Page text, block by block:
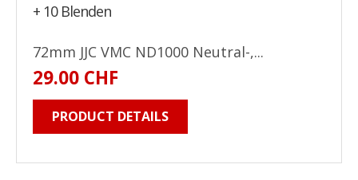
+ 10 Blenden
72mm JJC VMC ND1000 Neutral-,...
29.00 CHF
PRODUCT DETAILS